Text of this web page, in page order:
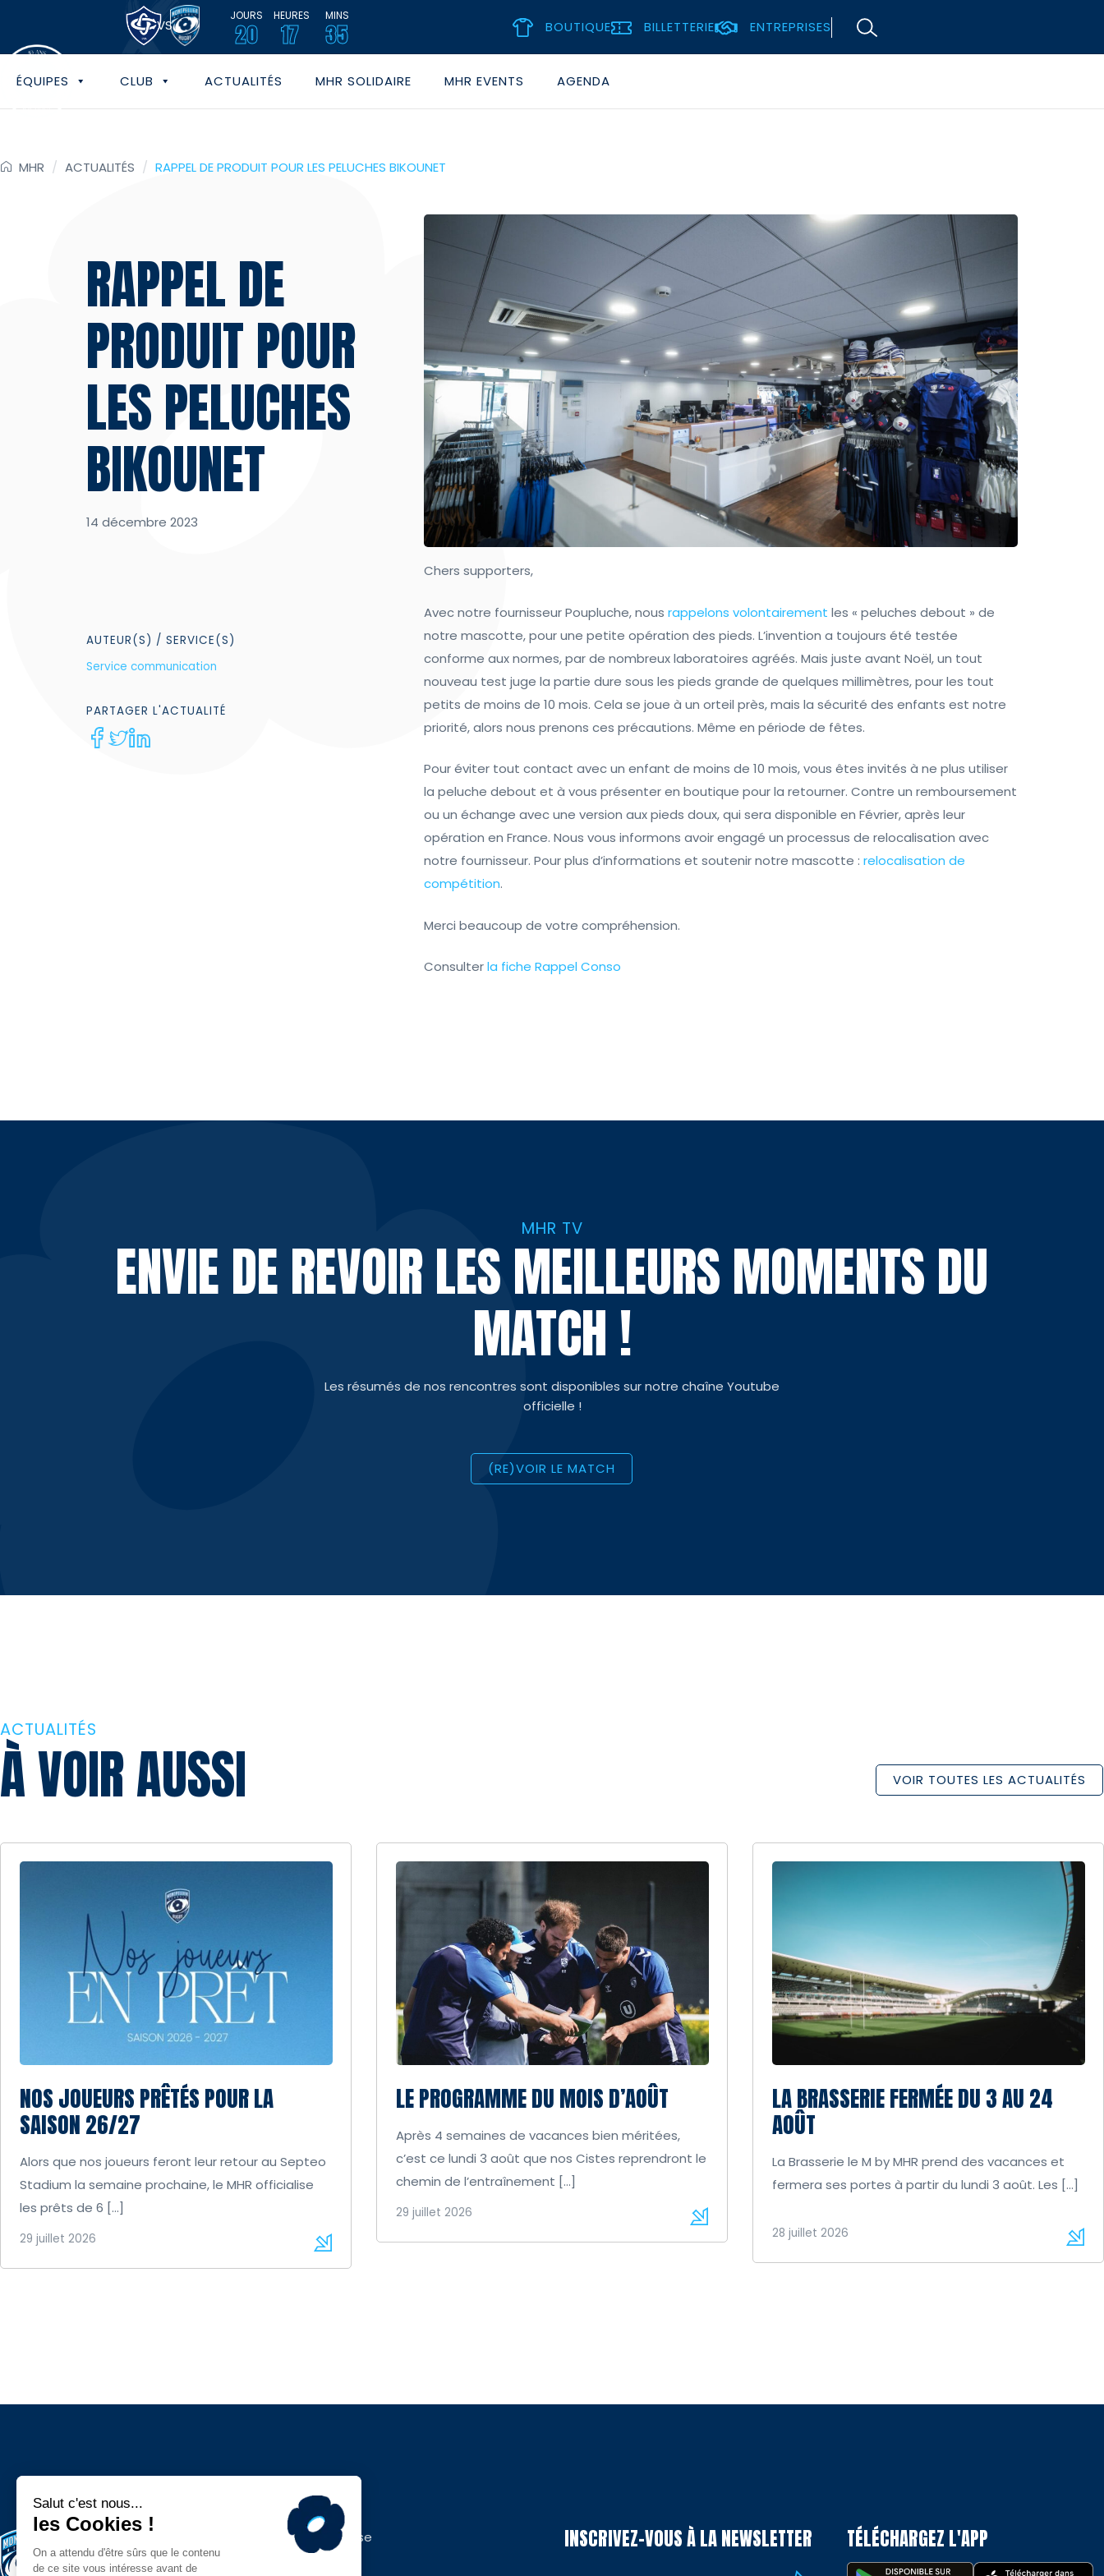
VS
JOURS
20
HEURES
17
MINS
35 BOUTIQUE BILLETTERIE ENTREPRISES
ÉQUIPES CLUB ACTUALITÉS MHR SOLIDAIRE MHR EVENTS AGENDA
MHR / ACTUALITÉS / RAPPEL DE PRODUIT POUR LES PELUCHES BIKOUNET
RAPPEL DE
PRODUIT POUR
LES PELUCHES
BIKOUNET
14 décembre 2023
AUTEUR(S) / SERVICE(S)
Service communication
PARTAGER L'ACTUALITÉ
Chers supporters,
Avec notre fournisseur Poupluche, nousrappelons volontairement les « peluches debout » de
notre mascotte, pour une petite opération des pieds. L’invention a toujours été testée
conforme aux normes, par de nombreux laboratoires agréés. Mais juste avant Noël, un tout
nouveau test juge la partie dure sous les pieds grande de quelques millimètres, pour les tout
petits de moins de 10 mois. Cela se joue à un orteil près, mais la sécurité des enfants est notre
priorité, alors nous prenons ces précautions. Même en période de fêtes.
Pour éviter tout contact avec un enfant de moins de 10 mois, vous êtes invités à ne plus utiliser
la peluche debout et à vous présenter en boutique pour la retourner. Contre un remboursement
ou un échange avec une version aux pieds doux, qui sera disponible en Février, après leur
opération en France. Nous vous informons avoir engagé un processus de relocalisation avec
notre fournisseur. Pour plus d’informations et soutenir notre mascotte :relocalisation de
compétition.
Merci beaucoup de votre compréhension.
Consulterla fiche Rappel Conso
MHR TV
ENVIE DE REVOIR LES MEILLEURS MOMENTS DU
MATCH !
Les résumés de nos rencontres sont disponibles sur notre chaîne Youtube
officielle !
(RE)VOIR LE MATCH
ACTUALITÉS
À VOIR AUSSI
NOS JOUEURS PRÊTÉS POUR LA
SAISON 26/27
Alors que nos joueurs feront leur retour au Septeo
Stadium la semaine prochaine, le MHR officialise
les prêts de 6 […]
29 juillet 2026
LE PROGRAMME DU MOIS D’AOÛT
Après 4 semaines de vacances bien méritées,
c’est ce lundi 3 août que nos Cistes reprendront le
chemin de l’entraînement […]
29 juillet 2026
LA BRASSERIE FERMÉE DU 3 AU 24
AOÛT
La Brasserie le M by MHR prend des vacances et
fermera ses portes à partir du lundi 3 août. Les […]
28 juillet 2026
VOIR TOUTES LES ACTUALITÉS
Espace presse
INSCRIVEZ-VOUS À LA NEWSLETTER TÉLÉCHARGEZ L'APP